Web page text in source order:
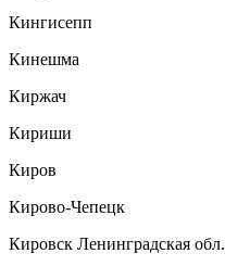
Кингисепп
Кинешма
Киржач
Кириши
Киров
Кирово-Чепецк
Кировск Ленинградская обл.